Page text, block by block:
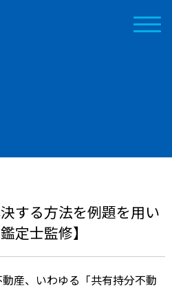
する方法を例題を用い
定士監修】
産、いわゆる「共有持分不動